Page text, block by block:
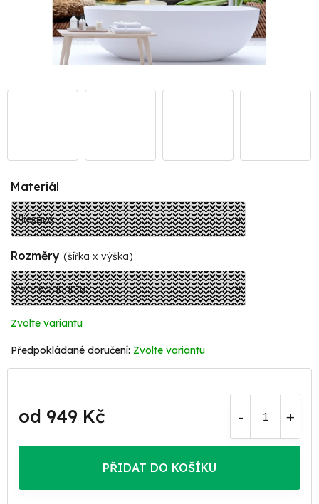
Materiál
Rozměry (šířka x výška)
Zvolte variantu
Zvolte variantu
od 949 Kč
cena:
PŘIDAT DO KOŠÍKU